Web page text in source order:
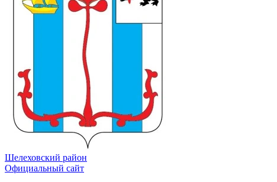
Шелеховский район
Официальный сайт